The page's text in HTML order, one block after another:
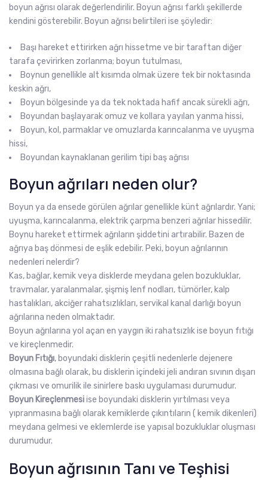
boyun ağrısı olarak değerlendirilir. Boyun ağrısı farklı şekillerde
kendini gösterebilir. Boyun ağrısı belirtileri ise şöyledir:
Başı hareket ettirirken ağrı hissetme ve bir taraftan diğer
tarafa çevirirken zorlanma; boyun tutulması,
Boynun genellikle alt kısımda olmak üzere tek bir noktasında
keskin ağrı,
Boyun bölgesinde ya da tek noktada hafif ancak sürekli ağrı,
Boyundan başlayarak omuz ve kollara yayılan yanma hissi,
Boyun, kol, parmaklar ve omuzlarda karıncalanma ve uyuşma
hissi,
Boyundan kaynaklanan gerilim tipi baş ağrısı
Boyun ağrıları neden olur?
Boyun ya da ensede görülen ağrılar genellikle künt ağrılardır. Yani;
uyuşma, karıncalanma, elektrik çarpma benzeri ağrılar hissedilir.
Boynu hareket ettirmek ağrıların şiddetini artırabilir. Bazen de
ağrıya baş dönmesi de eşlik edebilir. Peki, boyun ağrılarının
nedenleri nelerdir?
Kas, bağlar, kemik veya disklerde meydana gelen bozukluklar,
travmalar, yaralanmalar, şişmiş lenf nodları, tümörler, kalp
hastalıkları, akciğer rahatsızlıkları, servikal kanal darlığı boyun
ağrılarına neden olmaktadır.
Boyun ağrılarına yol açan en yaygın iki rahatsızlık ise boyun fıtığı
ve kireçlenmedir.
Boyun Fıtığı, boyundaki disklerin çeşitli nedenlerle dejenere
olmasına bağlı olarak, bu disklerin içindeki jeli andıran sıvının dışarı
çıkması ve omurilik ile sinirlere baskı uygulaması durumudur.
Boyun Kireçlenmesiise boyundaki disklerin yırtılması veya
yıpranmasına bağlı olarak kemiklerde çıkıntıların ( kemik dikenleri)
meydana gelmesi ve eklemlerde ise yapısal bozukluklar oluşması
durumudur.
Boyun ağrısının Tanı ve Teşhisi